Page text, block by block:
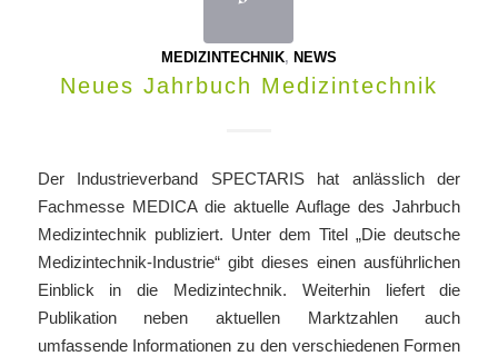
MEDIZINTECHNIK, NEWS
Neues Jahrbuch Medizintechnik
Der Industrieverband SPECTARIS hat anlässlich der
Fachmesse MEDICA die aktuelle Auflage des Jahrbuch
Medizintechnik publiziert. Unter dem Titel „Die deutsche
Medizintechnik-Industrie“ gibt dieseseinen ausführlichen
Einblick in die Medizintechnik. Weiterhin liefert die
Publikation neben aktuellen Marktzahlen auch
umfassende Informationen zu den verschiedenen Formen